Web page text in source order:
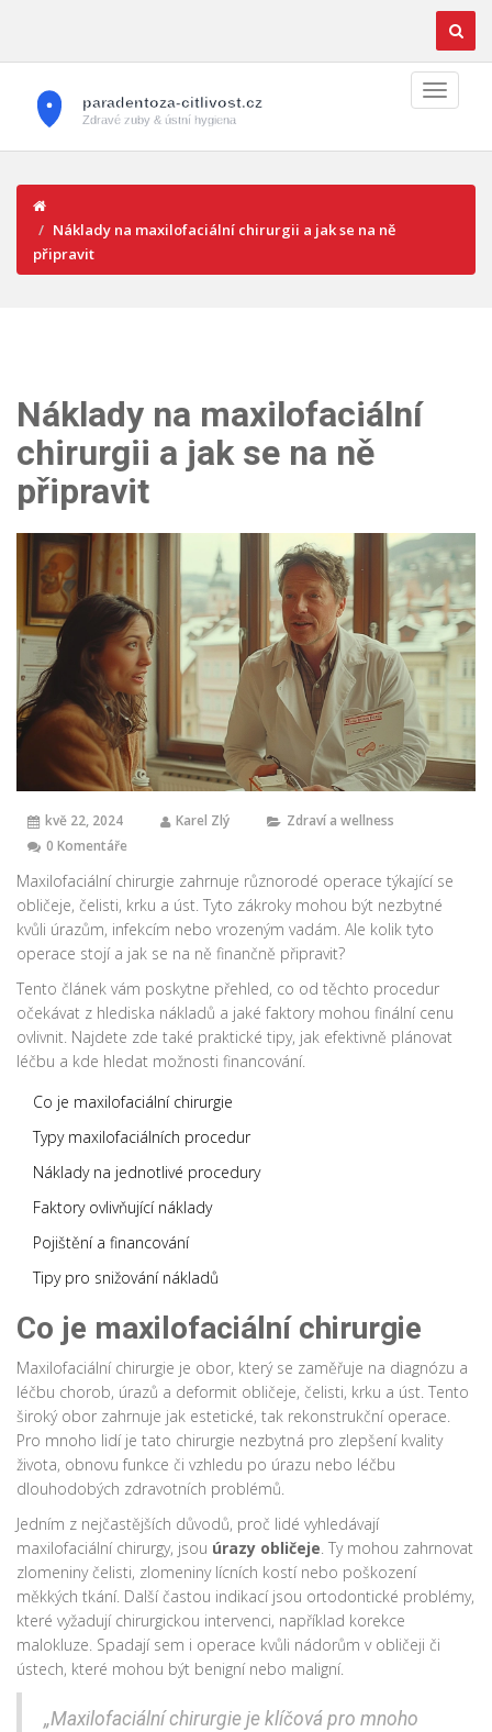
Náklady na maxilofaciální chirurgii a jak se na ně
připravit
Náklady na maxilofaciální
chirurgii a jak se na ně
připravit
kvě 22, 2024 Karel Zlý
Zdraví a wellness
0 Komentáře
Maxilofaciální chirurgie zahrnuje různorodé operace týkající se
obličeje, čelisti, krku a úst. Tyto zákroky mohou být nezbytné
kvůli úrazům, infekcím nebo vrozeným vadám. Ale kolik tyto
operace stojí a jak se na ně finančně připravit?
Tento článek vám poskytne přehled, co od těchto procedur
očekávat z hlediska nákladů a jaké faktory mohou finální cenu
ovlivnit. Najdete zde také praktické tipy, jak efektivně plánovat
léčbu a kde hledat možnosti financování.
Co je maxilofaciální chirurgie
Typy maxilofaciálních procedur
Náklady na jednotlivé procedury
Faktory ovlivňující náklady
Pojištění a financování
Tipy pro snižování nákladů
Co je maxilofaciální chirurgie
Maxilofaciální chirurgie je obor, který se zaměřuje na diagnózu a
léčbu chorob, úrazů a deformit obličeje, čelisti, krku a úst. Tento
široký obor zahrnuje jak estetické, tak rekonstrukční operace.
Pro mnoho lidí je tato chirurgie nezbytná pro zlepšení kvality
života, obnovu funkce či vzhledu po úrazu nebo léčbu
dlouhodobých zdravotních problémů.
Jedním z nejčastějších důvodů, proč lidé vyhledávají
maxilofaciální chirurgy, jsou úrazy obličeje. Ty mohou zahrnovat
zlomeniny čelisti, zlomeniny lícních kostí nebo poškození
měkkých tkání. Další častou indikací jsou ortodontické problémy,
které vyžadují chirurgickou intervenci, například korekce
malokluze. Spadají sem i operace kvůli nádorům v obličeji či
ústech, které mohou být benigní nebo maligní.
„Maxilofaciální chirurgie je klíčová pro mnoho